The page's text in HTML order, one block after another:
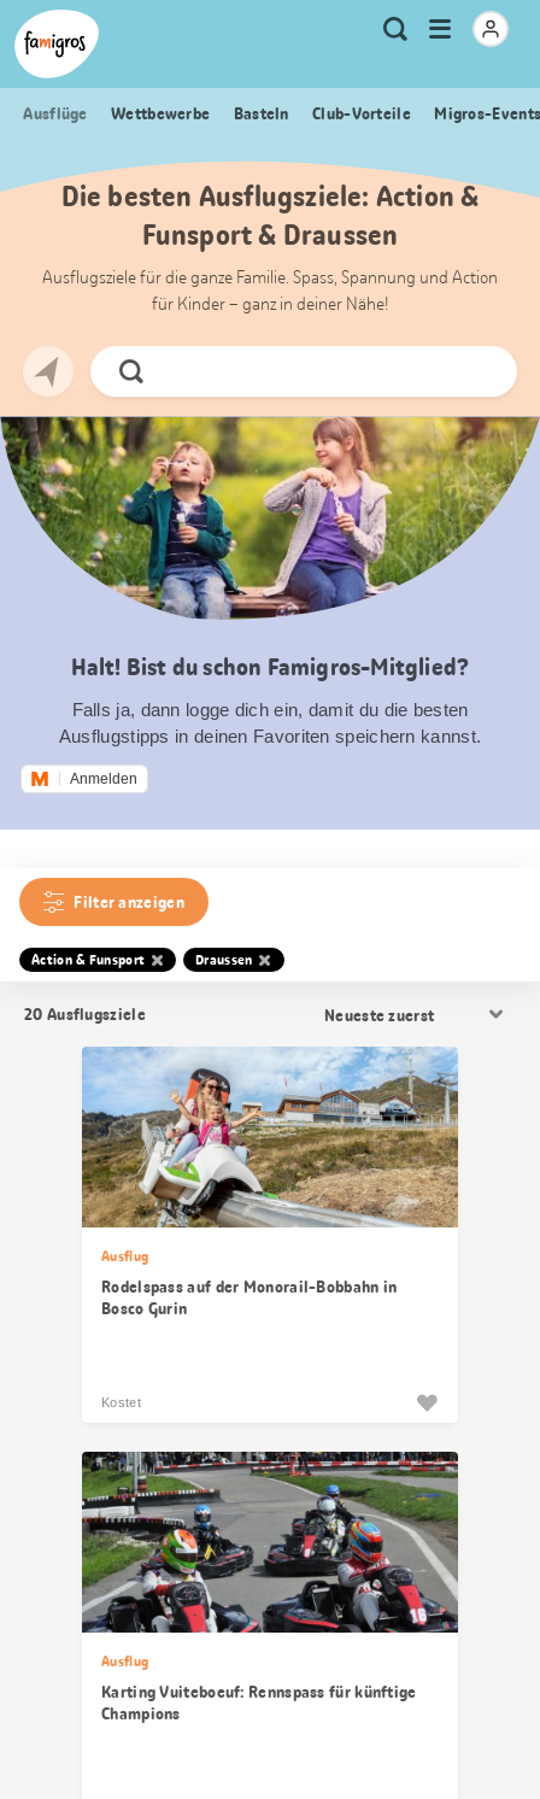
Sprungmarken
Navigation
Header
Logo
Meta
Navigation
Suche
Menu
öffnen
Ausflüge Wettbewerbe Basteln Club-Vorteile Migros-
Die besten Ausflugsziele: Action &
Funsport & Draussen
Ausflugsziele für die ganze Familie. Spass, Spannung und Action
für Kinder – ganz in deiner Nähe!
Jetzt
Suchen
Halt! Bist du schon Famigros-Mitglied?
Falls ja, dann logge dich ein, damit du die besten
Ausflugstipps in deinen Favoriten speichern kannst.
Anmelden
Filter anzeigen
Action & Funsport Draussen
20 Ausflugsziele
Sortierung
Ausflug
Rodelspass auf der Monorail-Bobbahn in
Bosco Gurin
Kostet
Ausflug
Karting Vuiteboeuf: Rennspass für künftige
Champions